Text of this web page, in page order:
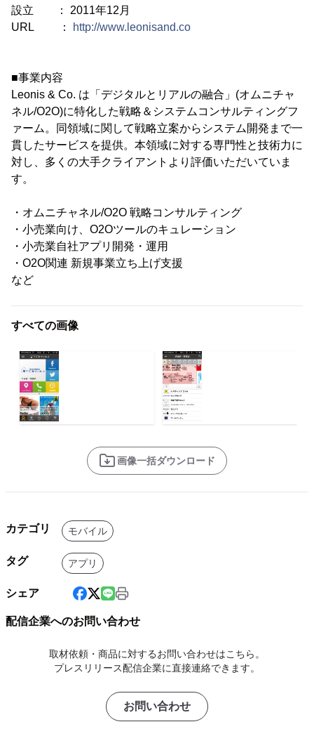
設立 ： 2011年12月
URL ：
http://www.leonisand.co
■事業内容
Leonis & Co. は「デジタルとリアルの融合」(オムニチャ
ネル/O2O)に特化した戦略＆システムコンサルティングフ
ァーム。同領域に関して戦略立案からシステム開発まで一
貫したサービスを提供。本領域に対する専門性と技術力に
対し、多くの大手クライアントより評価いただいていま
す。
・オムニチャネル/O2O 戦略コンサルティング
・小売業向け、O2Oツールのキュレーション
・小売業自社アプリ開発・運用
・O2O関連 新規事業立ち上げ支援
など
すべての画像
画像一括ダウンロード
カテゴリ モバイル
タグ アプリ
シェア
配信企業へのお問い合わせ
取材依頼・商品に対するお問い合わせはこちら。
プレスリリース配信企業に直接連絡できます。
お問い合わせ